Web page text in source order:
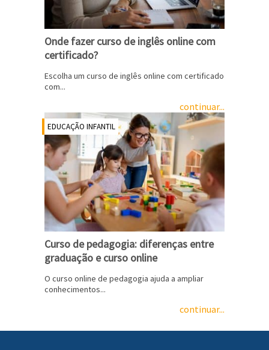
Onde fazer curso de inglês online com
certificado?
Escolha um curso de inglês online com certificado
com...
continuar...
EDUCAÇÃO INFANTIL
Curso de pedagogia: diferenças entre
graduação e curso online
O curso online de pedagogia ajuda a ampliar
conhecimentos...
continuar...